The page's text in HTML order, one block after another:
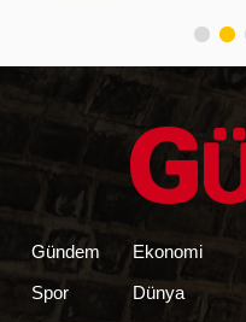
Gündem
Spor
Ekonomi
Dünya